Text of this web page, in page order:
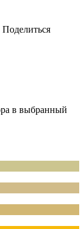
Поделиться
в выбранный